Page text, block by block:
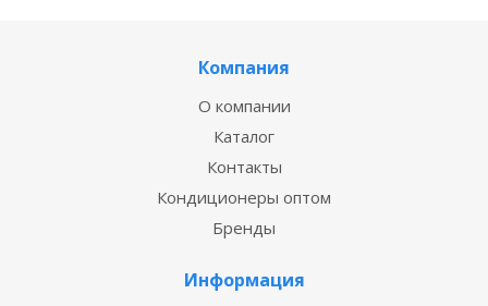
Компания
О компании
Каталог
Контакты
Кондиционеры оптом
Бренды
Информация